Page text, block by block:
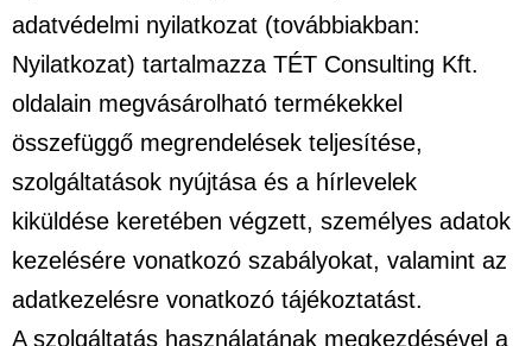
adatvédelmi nyilatkozat (továbbiakban:
Nyilatkozat) tartalmazza TÉT Consulting Kft.
oldalain megvásárolható termékekkel
összefüggő megrendelések teljesítése,
szolgáltatások nyújtása és a hírlevelek
kiküldése keretében végzett, személyes adatok
kezelésére vonatkozó szabályokat, valamint az
adatkezelésre vonatkozó tájékoztatást.
A szolgáltatás használatának megkezdésével a